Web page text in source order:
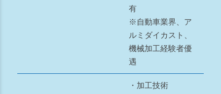
有
※自動車業界、ア
ルミダイカスト、
機械加工経験者優
遇
・加工技術